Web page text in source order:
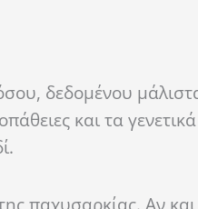
δεδομένου
και τα